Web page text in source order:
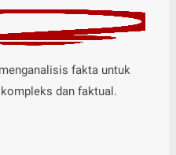
fakta untuk
dan faktual.